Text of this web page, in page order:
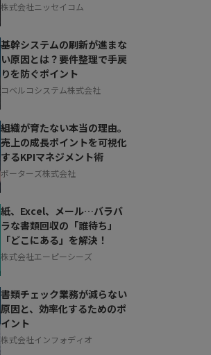
株式会社ニッセイコム
基幹システムの刷新が進まな
い原因とは？要件整理で手戻
りを防ぐポイント
コベルコシステム株式会社
組織が育たない本当の理由。
売上の成長ポイントを可視化
するKPIマネジメント術
ポーターズ株式会社
紙、Excel、メール…バラバ
ラな書類回収の「誰待ち」
「どこにある」を解決！
株式会社エーピーシーズ
書類チェック業務が減らない
原因と、効率化するためのポ
イント
株式会社インフォディオ